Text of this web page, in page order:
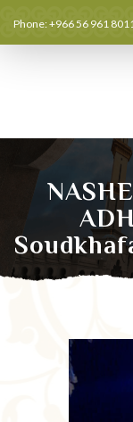
Phone: +966 56 961